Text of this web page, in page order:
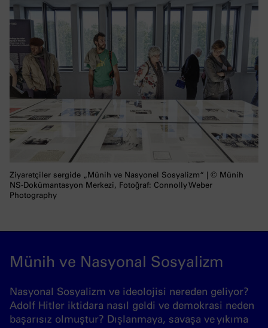
Ziyaretçiler sergide „Münih ve Nasyonel Sosyalizm“ | © Münih
NS-Dokümantasyon Merkezi, Fotoğraf: Connolly Weber
Photography
Münih ve Nasyonal Sosyalizm
Nasyonal Sosyalizm ve ideolojisi nereden geliyor?
Adolf Hitler iktidara nasıl geldi ve demokrasi neden
başarısız olmuştur? Dışlanmaya, savaşa ve yıkıma